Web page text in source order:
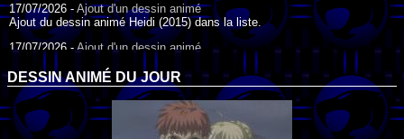
17/07/2026 - Ajout d'un dessin animé
Ajout du dessin animé Heidi (2015) dans la liste.
17/07/2026 -Ajout d'un dessin animé
Ajout du dessin animé Heidi (1995) dans la liste.
09/07/2026 -Ajout d'un dessin animé
Ajout du dessin animé Genki l'Aventurier de la Chance (2006) dans la
liste.
DESSIN ANIMÉ DU JOUR